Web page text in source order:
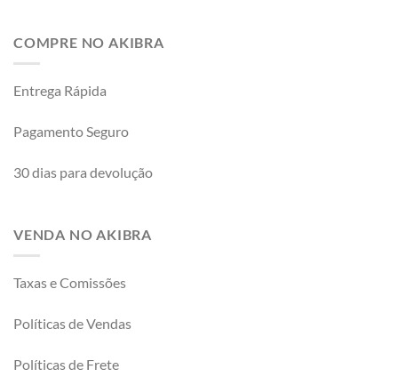
COMPRE NO AKIBRA
Entrega Rápida
Pagamento Seguro
30 dias para devolução
VENDA NO AKIBRA
Taxas e Comissões
Políticas de Vendas
Políticas de Frete